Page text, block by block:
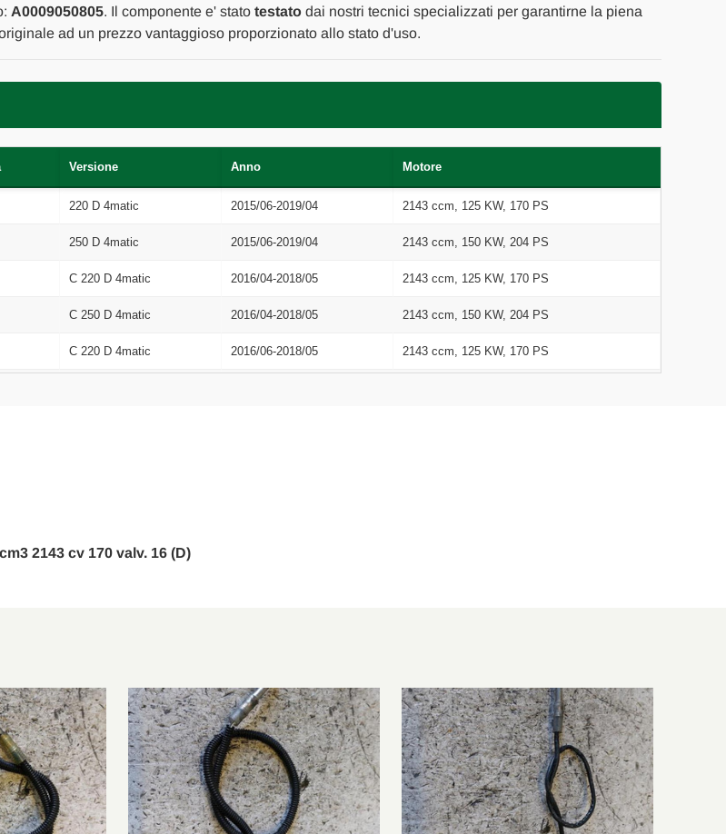
ANT.
USATO
Da
2019
ANT.
USATO
Da
2019
A0009050805. Il componente e' stato testatodai nostri tecnici specializzati per garantirne la piena
ad un prezzo vantaggioso proporzionato allo stato d'uso.
Versione Anno Motore
220 D 4matic 2015/06-2019/04 2143 ccm, 125 KW, 170 PS
250 D 4matic 2015/06-2019/04 2143 ccm, 150 KW, 204 PS
C 220 D 4matic 2016/04-2018/05 2143 ccm, 125 KW, 170 PS
C 250 D 4matic 2016/04-2018/05 2143 ccm, 150 KW, 204 PS
C 220 D 4matic 2016/06-2018/05 2143 ccm, 125 KW, 170 PS
2143 cv 170 valv. 16 (D)